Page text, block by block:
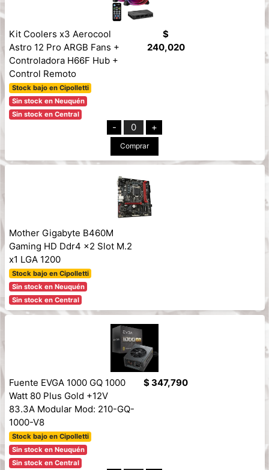
Kit Coolers x3 Aerocool
Astro 12 Pro ARGB Fans +
Controladora H66F Hub +
Control Remoto
Stock bajo en Cipolletti
Sin stock en Neuquén
Sin stock en Central
$
240,020
- 0 +
Comprar
Mother Gigabyte B460M
Gaming HD Ddr4 x2 Slot M.2
x1 LGA 1200
Stock bajo en Cipolletti
Sin stock en Neuquén
Sin stock en Central
Fuente EVGA 1000 GQ 1000
Watt 80 Plus Gold +12V
83.3A Modular Mod: 210-GQ-
1000-V8
Stock bajo en Cipolletti
Sin stock en Neuquén
Sin stock en Central
$ 347,790